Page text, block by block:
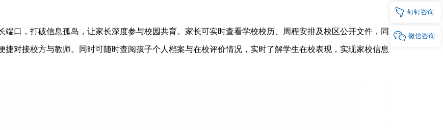
口，打破信息孤岛，让家长深度参与校园共育。家长可实时查看学校校历、周程安排及校区公开文件，同
对接校方与教师。同时可随时查阅孩子个人档案与在校评价情况，实时了解学生在校表现，实现家校信息
 钉钉咨询
 微信咨询